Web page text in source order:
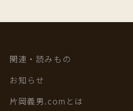
関連・読みもの
お知らせ
片岡義男.comとは